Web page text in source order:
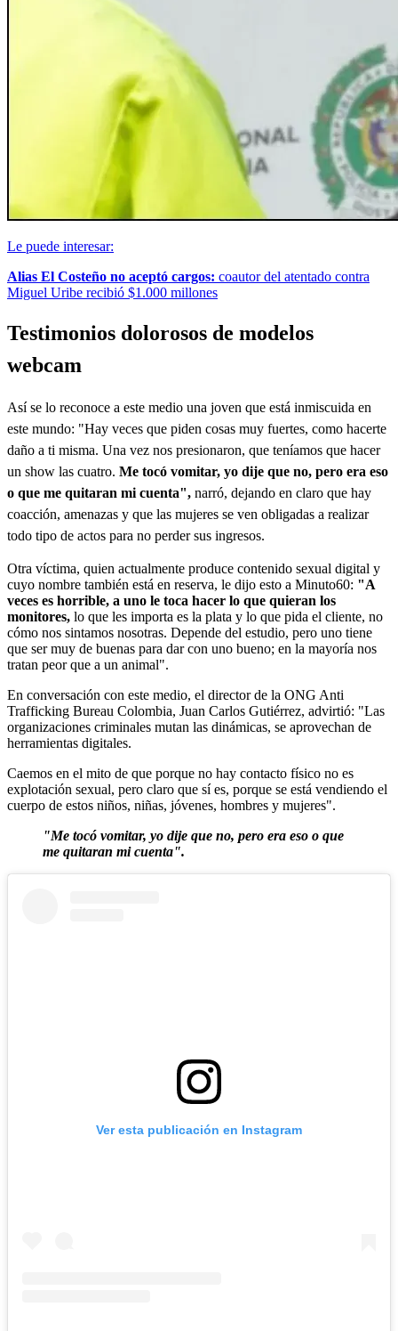
Le puede interesar:
Alias El Costeño no aceptó cargos: coautor del atentado contra
Miguel Uribe recibió $1.000 millones
Testimonios dolorosos de modelos
webcam
Así se lo reconoce a este medio una joven que está inmiscuida en
este mundo: "Hay veces que piden cosas muy fuertes, como hacerte
daño a ti misma. Una vez nos presionaron, que teníamos que hacer
un show las cuatro. Me tocó vomitar, yo dije que no, pero era eso
o que me quitaran mi cuenta", narró, dejando en claro que hay
coacción, amenazas y que las mujeres se ven obligadas a realizar
todo tipo de actos para no perder sus ingresos.
Otra víctima, quien actualmente produce contenido sexual digital y
cuyo nombre también está en reserva, le dijo esto a Minuto60: "A
veces es horrible, a uno le toca hacer lo que quieran los
monitores, lo que les importa es la plata y lo que pida el cliente, no
cómo nos sintamos nosotras. Depende del estudio, pero uno tiene
que ser muy de buenas para dar con uno bueno; en la mayoría nos
tratan peor que a un animal".
En conversación con este medio, el director de la ONG Anti
Trafficking Bureau Colombia, Juan Carlos Gutiérrez, advirtió: "Las
organizaciones criminales mutan las dinámicas, se aprovechan de
herramientas digitales.
Caemos en el mito de que porque no hay contacto físico no es
explotación sexual, pero claro que sí es, porque se está vendiendo el
cuerpo de estos niños, niñas, jóvenes, hombres y mujeres".
"Me tocó vomitar, yo dije que no, pero era eso o que
me quitaran mi cuenta".
Ver esta publicación en Instagram